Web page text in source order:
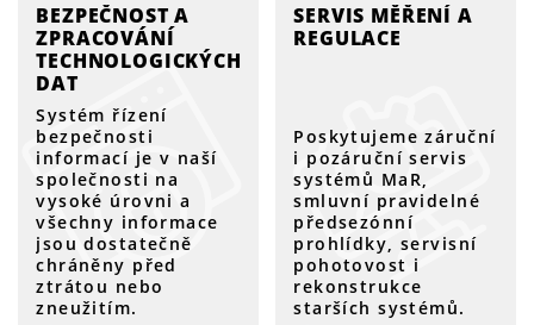
BEZPEČNOST A
ZPRACOVÁNÍ
TECHNOLOGICKÝCH
DAT
Systém řízení
bezpečnosti
informací je v naší
společnosti na
vysoké úrovni a
všechny informace
jsou dostatečně
chráněny před
ztrátou nebo
zneužitím.
SERVIS MĚŘENÍ A
REGULACE
Poskytujeme záruční
i pozáruční servis
systémů MaR,
smluvní pravidelné
předsezónní
prohlídky, servisní
pohotovost i
rekonstrukce
starších systémů.